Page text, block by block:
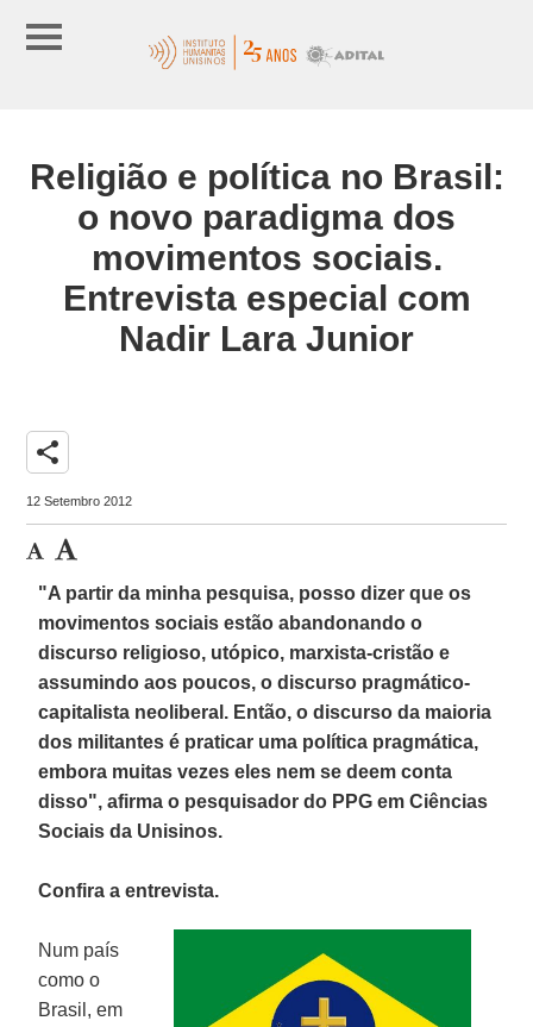
Religião e política no Brasil:
o novo paradigma dos
movimentos sociais.
Entrevista especial com
Nadir Lara Junior
share
12 Setembro 2012
"A partir da minha pesquisa, posso dizer que os
movimentos sociais estão abandonando o
discurso religioso, utópico, marxista-cristão e
assumindo aos poucos, o discurso pragmático-
capitalista neoliberal. Então, o discurso da maioria
dos militantes é praticar uma política pragmática,
embora muitas vezes eles nem se deem conta
disso", afirma o pesquisador do PPG em Ciências
Sociais da Unisinos.
Confira a entrevista.
Num país
como o
Brasil, em